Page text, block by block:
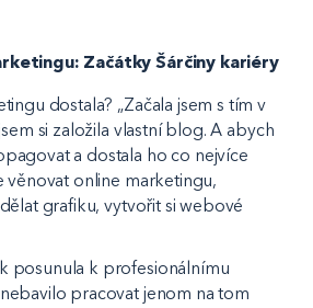
Začátky Šárčiny kariéry
dostala? „Začala jsem s tím v
si založila vlastní blog. A abych
a dostala ho co nejvíce
věnovat online marketingu,
grafiku, vytvořit si webové
posunula k profesionálnímu
pracovat jenom na tom